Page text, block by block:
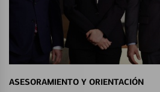
ASESORAMIENTO Y ORIENTACIÓN